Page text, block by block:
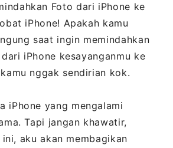
Foto dari iPhone ke
iPhone! Apakah kamu
saat ingin memindahkan
iPhone kesayanganmu ke
nggak sendirian kok.
iPhone yang mengalami
Tapi jangan khawatir,
aku akan membagikan